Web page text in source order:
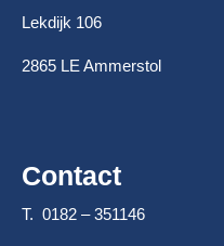
Lekdijk 106
2865 LE Ammerstol
Contact
T. 0182 – 351146